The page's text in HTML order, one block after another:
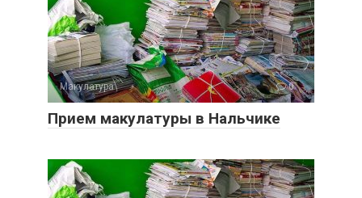
Макулатура 0
Прием макулатуры в Нальчике